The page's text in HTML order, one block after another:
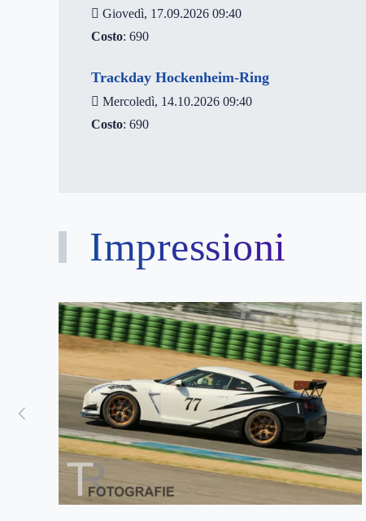
Giovedì, 17.09.2026 09:40
Costo: 690
Trackday Hockenheim-Ring
Mercoledì, 14.10.2026 09:40
Costo: 690
Impressioni